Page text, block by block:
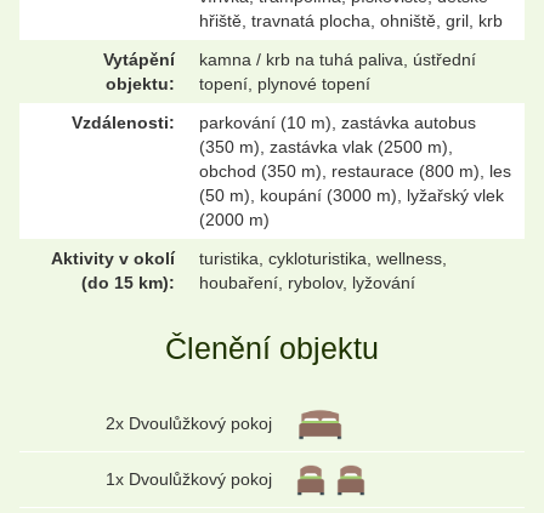
hřiště, travnatá plocha, ohniště, gril, krb
Vytápění
objektu:
kamna / krb na tuhá paliva, ústřední
topení, plynové topení
Vzdálenosti:
parkování (10 m), zastávka autobus
(350 m), zastávka vlak (2500 m),
obchod (350 m), restaurace (800 m), les
(50 m), koupání (3000 m), lyžařský vlek
(2000 m)
Aktivity v okolí
(do 15 km):
turistika, cykloturistika, wellness,
houbaření, rybolov, lyžování
Členění objektu
2x Dvoulůžkový pokoj
1x Dvoulůžkový pokoj